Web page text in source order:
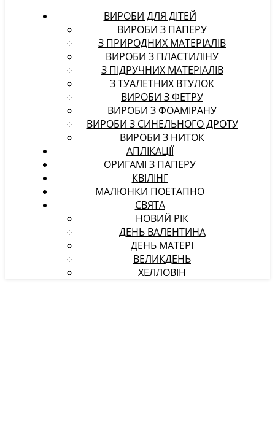
ВИРОБИ ДЛЯ ДІТЕЙ
ВИРОБИ З ПАПЕРУ
З ПРИРОДНИХ МАТЕРІАЛІВ
ВИРОБИ З ПЛАСТИЛІНУ
З ПІДРУЧНИХ МАТЕРІАЛІВ
З ТУАЛЕТНИХ ВТУЛОК
ВИРОБИ З ФЕТРУ
ВИРОБИ З ФОАМІРАНУ
ВИРОБИ З СИНЕЛЬНОГО ДРОТУ
ВИРОБИ З НИТОК
АПЛІКАЦІЇ
ОРИГАМІ З ПАПЕРУ
КВІЛІНГ
МАЛЮНКИ ПОЕТАПНО
СВЯТА
НОВИЙ РІК
ДЕНЬ ВАЛЕНТИНА
ДЕНЬ МАТЕРІ
ВЕЛИКДЕНЬ
ХЕЛЛОВІН